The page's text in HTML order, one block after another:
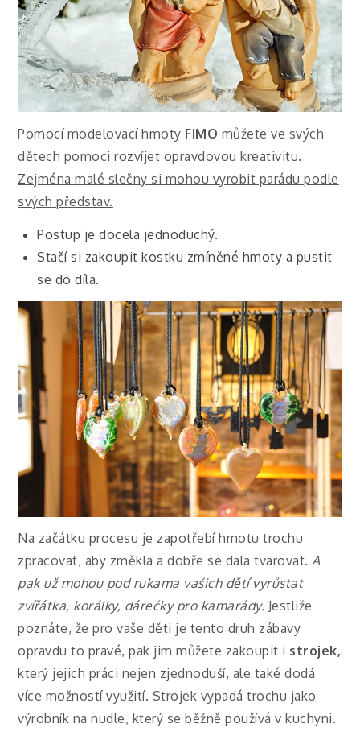
Pomocí modelovací hmoty FIMO můžete ve svých
dětech pomoci rozvíjet opravdovou kreativitu.
Zejména malé slečny si mohou vyrobit parádu podle
svých představ.
Postup je docela jednoduchý.
Stačí si zakoupit kostku zmíněné hmoty a pustit
se do díla.
Na začátku procesu je zapotřebí hmotu trochu
zpracovat, aby změkla a dobře se dala tvarovat.A
pak už mohou pod rukama vašich dětí vyrůstat
zvířátka, korálky, dárečky pro kamarády. Jestliže
poznáte, že pro vaše děti je tento druh zábavy
opravdu to pravé, pak jim můžete zakoupit i strojek,
který jejich práci nejen zjednoduší, ale také dodá
více možností využití. Strojek vypadá trochu jako
výrobník na nudle, který se běžně používá v kuchyni.